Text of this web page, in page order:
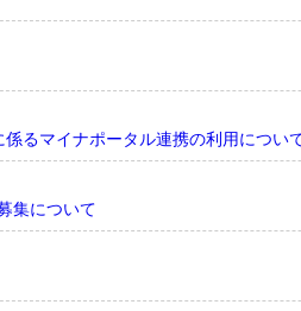
るマイナポータル連携の利用につい
集について